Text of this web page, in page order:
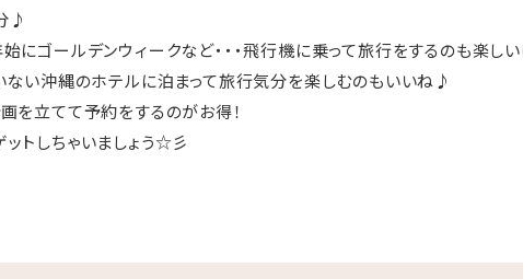
♪
にゴールデンウィークなど・・・飛行機に乗って旅行をするのも楽し
ない沖縄のホテルに泊まって旅行気分を楽しむのもいいね♪
を立てて予約をするのがお得！
トしちゃいましょう☆彡
料でご利用いただけます。